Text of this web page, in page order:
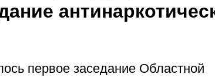
первое заседание Областной